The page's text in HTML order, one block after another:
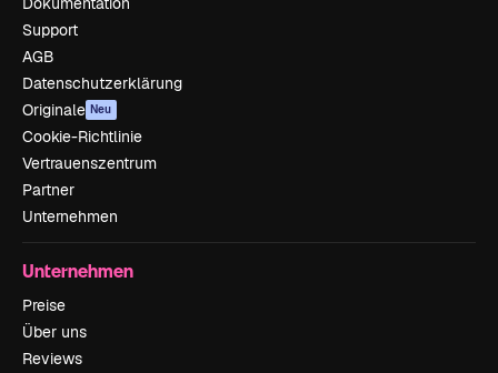
Support
AGB
Datenschutzerklärung
Originale Neu
Cookie-Richtlinie
Vertrauenszentrum
Partner
Unternehmen
Unternehmen
Preise
Über uns
Reviews